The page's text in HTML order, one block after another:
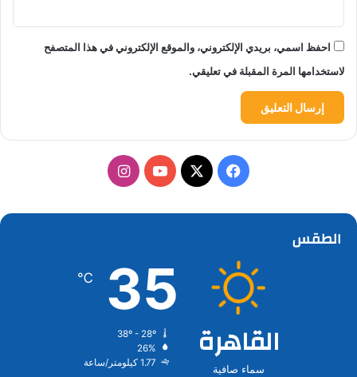
احفظ اسمي، بريدي الإلكتروني، والموقع الإلكتروني في هذا المتصفح
لاستخدامها المرة المقبلة في تعليقي.
فيسبوك
‫X
‫YouTubeانستقرام
الطقس
القاهرة
سماء صافية
35
℃
26%
1.77 كيلومتر/ساعة